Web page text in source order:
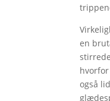
en
også